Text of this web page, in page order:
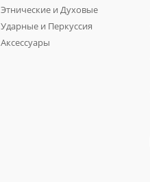
Этнические и Духовые
Ударные и Перкуссия
Аксессуары